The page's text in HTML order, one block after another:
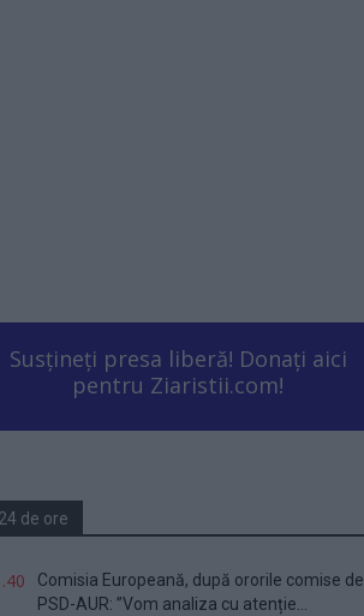
Susțineți presa liberă! Donați aici
pentru Ziaristii.com!
24 de ore
Comisia Europeană, după ororile comise de
PSD-AUR: ”Vom analiza cu atenție...